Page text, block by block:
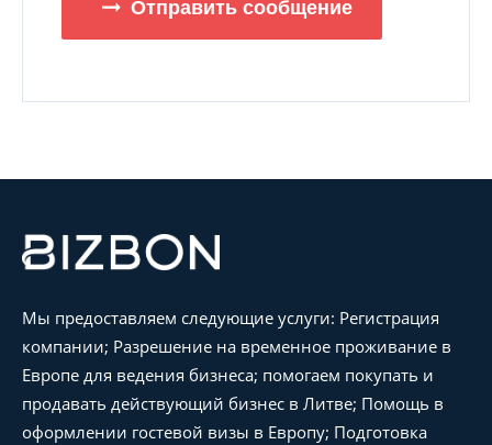
Отправить сообщение
Мы предоставляем следующие услуги: Регистрация
компании; Разрешение на временное проживание в
Европе для ведения бизнеса; помогаем покупать и
продавать действующий бизнес в Литве; Помощь в
оформлении гостевой визы в Европу; Подготовка